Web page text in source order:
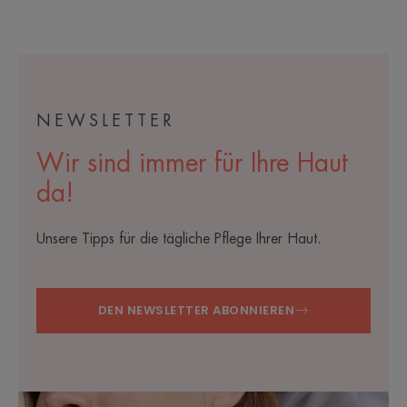
NEWSLETTER
Wir sind immer für Ihre Haut
da!
Unsere Tipps für die tägliche Pflege Ihrer Haut.
DEN NEWSLETTER ABONNIEREN